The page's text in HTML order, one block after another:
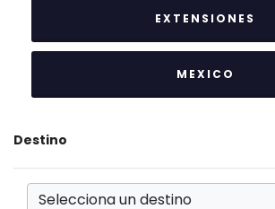
EXTENSIONES
MEXICO
Destino
Selecciona un destino